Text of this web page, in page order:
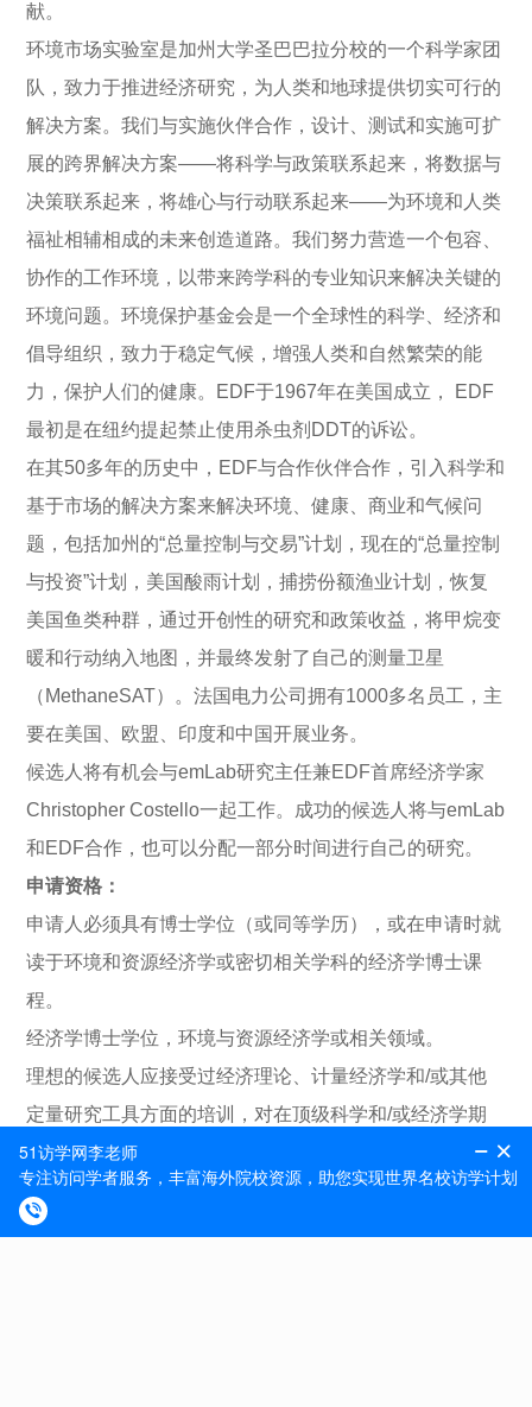
献。
环境市场实验室是加州大学圣巴巴拉分校的一个科学家团
队，致力于推进经济研究，为人类和地球提供切实可行的
解决方案。我们与实施伙伴合作，设计、测试和实施可扩
展的跨界解决方案——将科学与政策联系起来，将数据与
决策联系起来，将雄心与行动联系起来——为环境和人类
福祉相辅相成的未来创造道路。我们努力营造一个包容、
协作的工作环境，以带来跨学科的专业知识来解决关键的
环境问题。环境保护基金会是一个全球性的科学、经济和
倡导组织，致力于稳定气候，增强人类和自然繁荣的能
力，保护人们的健康。EDF于1967年在美国成立， EDF
最初是在纽约提起禁止使用杀虫剂DDT的诉讼。
在其50多年的历史中，EDF与合作伙伴合作，引入科学和
基于市场的解决方案来解决环境、健康、商业和气候问
题，包括加州的“总量控制与交易”计划，现在的“总量控制
与投资”计划，美国酸雨计划，捕捞份额渔业计划，恢复
美国鱼类种群，通过开创性的研究和政策收益，将甲烷变
暖和行动纳入地图，并最终发射了自己的测量卫星
（MethaneSAT）。法国电力公司拥有1000多名员工，主
要在美国、欧盟、印度和中国开展业务。
候选人将有机会与emLab研究主任兼EDF首席经济学家
Christopher Costello一起工作。成功的候选人将与emLab
和EDF合作，也可以分配一部分时间进行自己的研究。
申请资格：
申请人必须具有博士学位（或同等学历），或在申请时就
读于环境和资源经济学或密切相关学科的经济学博士课
程。
经济学博士学位，环境与资源经济学或相关领域。
理想的候选人应接受过经济理论、计量经济学和/或其他
定量研究工具方面的培训，对在顶级科学和/或经济学期
刊上发表文章感兴趣并有记录，并有能力将研究成果转化
为可操作的政策建议。
•至少3年与自然资源管理、基于自然的解决方案或碳定价